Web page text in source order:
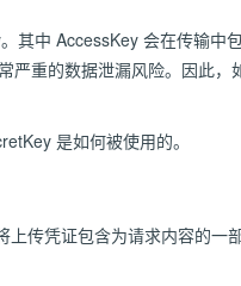
其中 AccessKey 会在传输中
严重的数据泄漏风险。因此
是如何被使用的。
传凭证包含为请求内容的一